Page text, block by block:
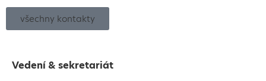
všechny kontakty
Vedení & sekretariát